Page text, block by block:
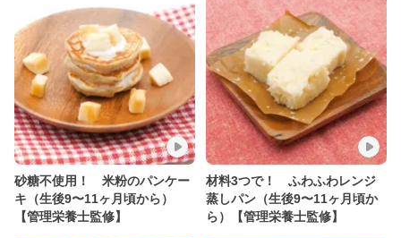
砂糖不使用！ 米粉のパンケー
キ（生後9〜11ヶ月頃から）
【管理栄養士監修】
材料3つで！ ふわふわレンジ
蒸しパン（生後9〜11ヶ月頃か
ら）【管理栄養士監修】